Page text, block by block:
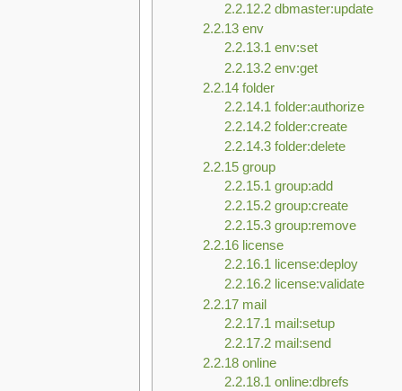
2.2.12.2 dbmaster:update
2.2.13 env
2.2.13.1 env:set
2.2.13.2 env:get
2.2.14 folder
2.2.14.1 folder:authorize
2.2.14.2 folder:create
2.2.14.3 folder:delete
2.2.15 group
2.2.15.1 group:add
2.2.15.2 group:create
2.2.15.3 group:remove
2.2.16 license
2.2.16.1 license:deploy
2.2.16.2 license:validate
2.2.17 mail
2.2.17.1 mail:setup
2.2.17.2 mail:send
2.2.18 online
2.2.18.1 online:dbrefs